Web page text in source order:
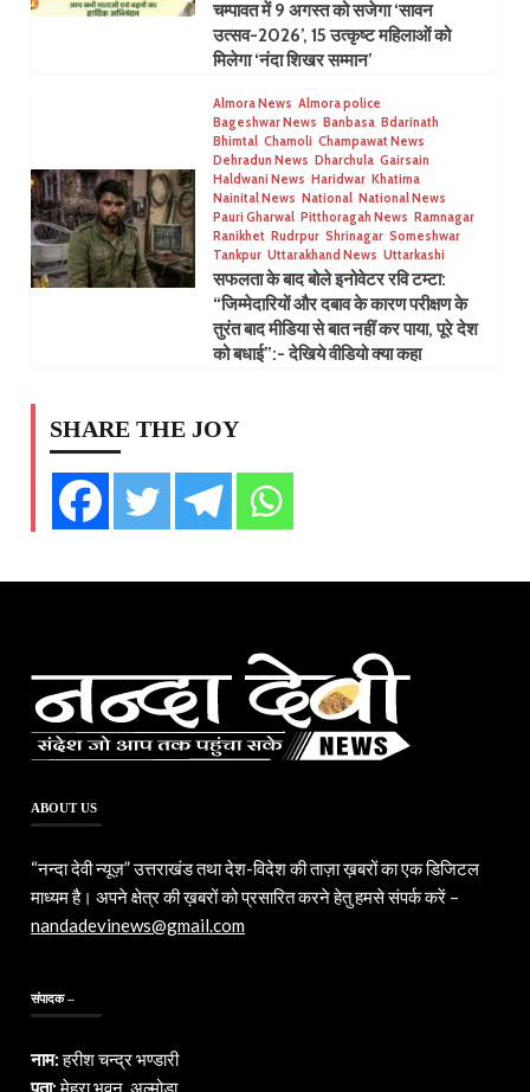
चम्पावत में 9 अगस्त को सजेगा ‘सावन
उत्सव-2026’, 15 उत्कृष्ट महिलाओं को
मिलेगा ‘नंदा शिखर सम्मान’
Almora News Almora police
Bageshwar News Banbasa Bdarinath
Bhimtal Chamoli Champawat News
Dehradun News Dharchula Gairsain
Haldwani News Haridwar Khatima
Nainital News National National News
Pauri Gharwal Pitthoragah News Ramnagar
Ranikhet Rudrpur Shrinagar Someshwar
Tankpur Uttarakhand News Uttarkashi
सफलता के बाद बोले इनोवेटर रवि टम्टा:
“जिम्मेदारियों और दबाव के कारण परीक्षण के
तुरंत बाद मीडिया से बात नहीं कर पाया, पूरे देश
को बधाई”:- देखिये वीडियो क्या कहा
SHARE THE JOY
ABOUT US
“नन्दा देवी न्यूज़” उत्तराखंड तथा देश-विदेश की ताज़ा ख़बरों का एक डिजिटल
माध्यम है। अपने क्षेत्र की ख़बरों को प्रसारित करने हेतु हमसे संपर्क करें –
nandadevinews@gmail.com
संपादक –
नाम:हरीश चन्द्र भण्डारी
पता:मेहरा भवन, अल्मोड़ा